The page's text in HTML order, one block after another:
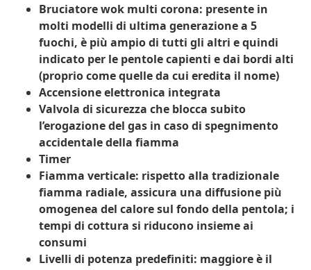
Bruciatore wok multi corona: presente in
molti modelli di ultima generazione a 5
fuochi, è più ampio di tutti gli altri e quindi
indicato per le pentole capienti e dai bordi alti
(proprio come quelle da cui eredita il nome)
Accensione elettronica integrata
Valvola di sicurezza che blocca subito
l’erogazione del gas in caso di spegnimento
accidentale della fiamma
Timer
Fiamma verticale: rispetto alla tradizionale
fiamma radiale, assicura una diffusione più
omogenea del calore sul fondo della pentola; i
tempi di cottura si riducono insieme ai
consumi
Livelli di potenza predefiniti: maggiore è il